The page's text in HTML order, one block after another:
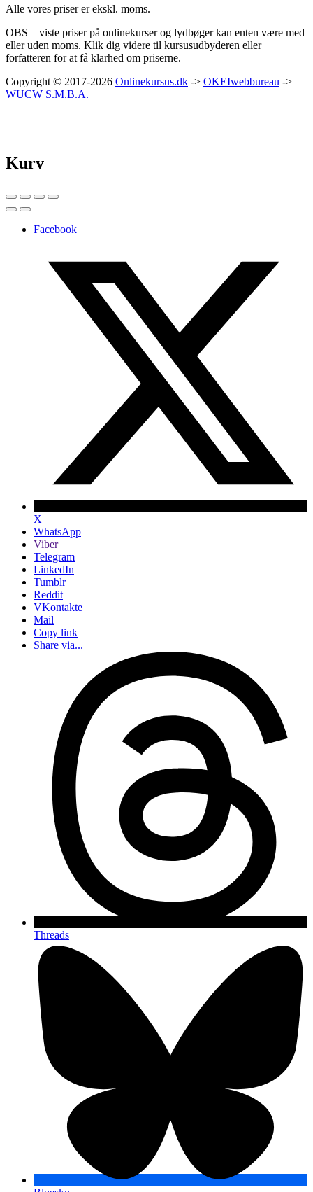
Alle vores priser er ekskl. moms.
OBS – viste priser på onlinekurser og lydbøger kan enten være med
eller uden moms. Klik dig videre til kursusudbyderen eller
forfatteren for at få klarhed om priserne.
Copyright © 2017-2026 Onlinekursus.dk -> OKEIwebbureau ->
WUCW S.M.B.A.
Kurv
Facebook
X
WhatsApp
Viber
Telegram
LinkedIn
Tumblr
Reddit
VKontakte
Mail
Copy link
Share via...
Threads